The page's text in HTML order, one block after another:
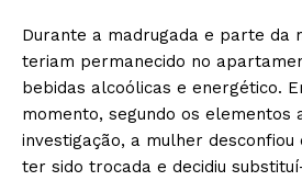
Durante a madrugada e parte da
teriam permanecido no
bebidas alcoólicas e energético.
momento, segundo os elementos
investigação, a mulher desconfiou
ter sido trocada e decidiu